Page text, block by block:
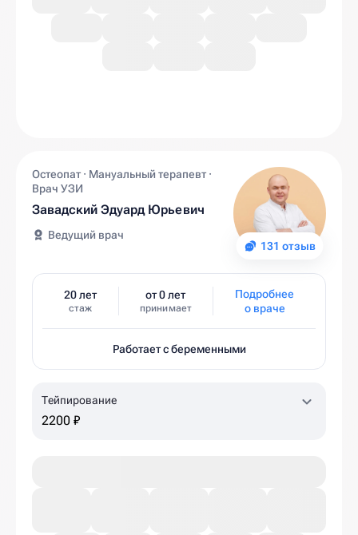
131 отзыв
Остеопат · Мануальный терапевт ·
Врач УЗИ
Завадский Эдуард Юрьевич
Ведущий врач
20 лет
стаж
от 0 лет
принимает
Подробнее
о враче
Работает с беременными
Тейпирование
2200 ₽